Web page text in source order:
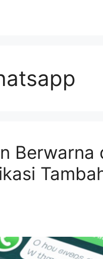
Berwarna